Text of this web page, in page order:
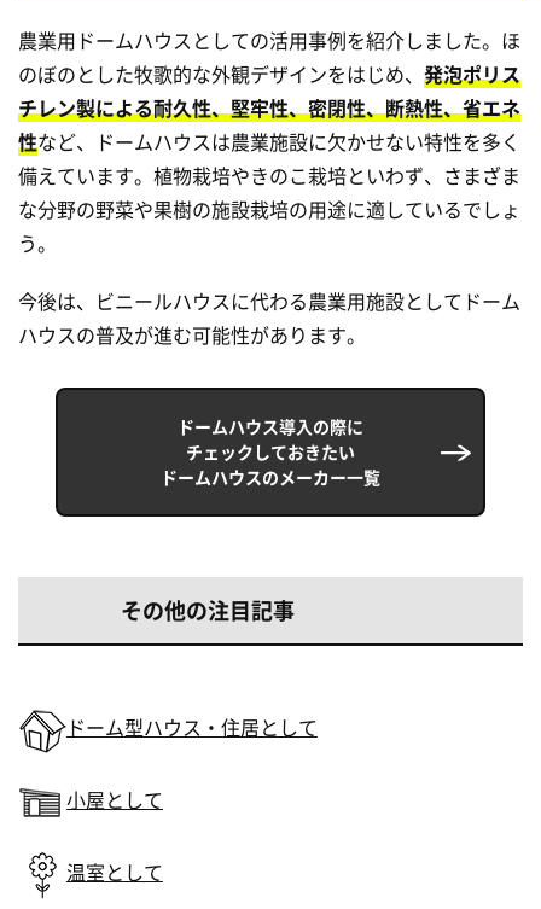
農業用ドームハウスとしての活用事例を紹介しました。ほ
のぼのとした牧歌的な外観デザインをはじめ、 発泡ポリス
チレン製による耐久性、堅牢性、密閉性、断熱性、省エネ
性など、ドームハウスは農業施設に欠かせない特性を多く
備えています。植物栽培やきのこ栽培といわず、さまざま
な分野の野菜や果樹の施設栽培の用途に適しているでしょ
う。
今後は、ビニールハウスに代わる農業用施設としてドーム
ハウスの普及が進む可能性があります。
ドームハウス導入の際に
チェックしておきたい
ドームハウスのメーカー一覧
その他の注目記事
ドーム型ハウス・住居として
小屋として
温室として